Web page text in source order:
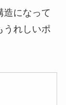
造になって
うれしいポ